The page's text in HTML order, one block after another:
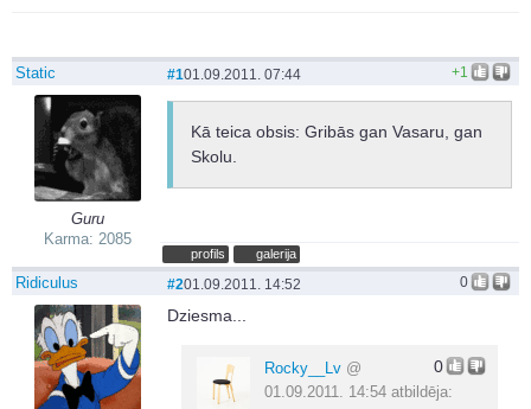
Static
Guru
Karma: 2085
+1
#101.09.2011. 07:44
Kā teica obsis: Gribās gan Vasaru, gan
Skolu.
profils galerija
Ridiculus 0
#201.09.2011. 14:52
Dziesma...
0
Rocky__Lv @
01.09.2011. 14:54 atbildēja: